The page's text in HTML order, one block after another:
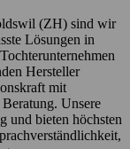
(ZH) sind wir
Lösungen in
Hersteller
mit
Unsere
und bieten höchsten